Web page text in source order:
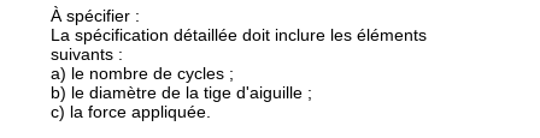
À spécifier :
La spécification détaillée doit inclure les éléments
suivants :
a) le nombre de cycles ;
b) le diamètre de la tige d'aiguille ;
c) la force appliquée.